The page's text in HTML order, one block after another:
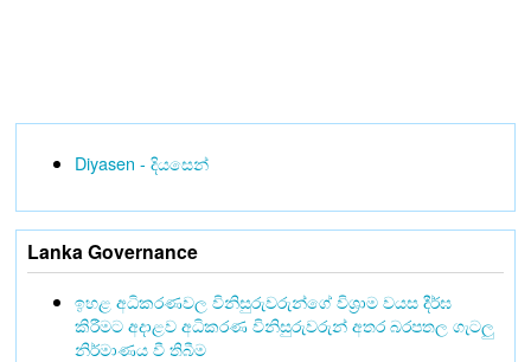
Diyasen - දියසෙන්
Lanka Governance
ඉහළ අධිකරණවල විනිසුරුවරුන්ගේ විශ්‍රාම වයස දීර්ඝ
කිරීමට අදාළව අධිකරණ විනිසුරුවරුන් අතර බරපතල ගැටලු
නිර්මාණය වී තිබීම